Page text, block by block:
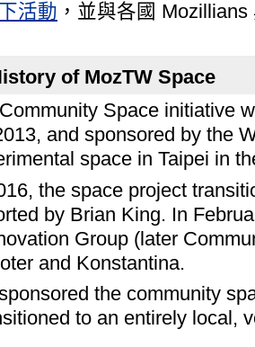
活動 ，並與各國
of MozTW Space
Space initiative
and sponsored by the
space in Taipei in
the space project
by Brian King. In
Group (later
and Konstantina.
the community
to an entirely local,